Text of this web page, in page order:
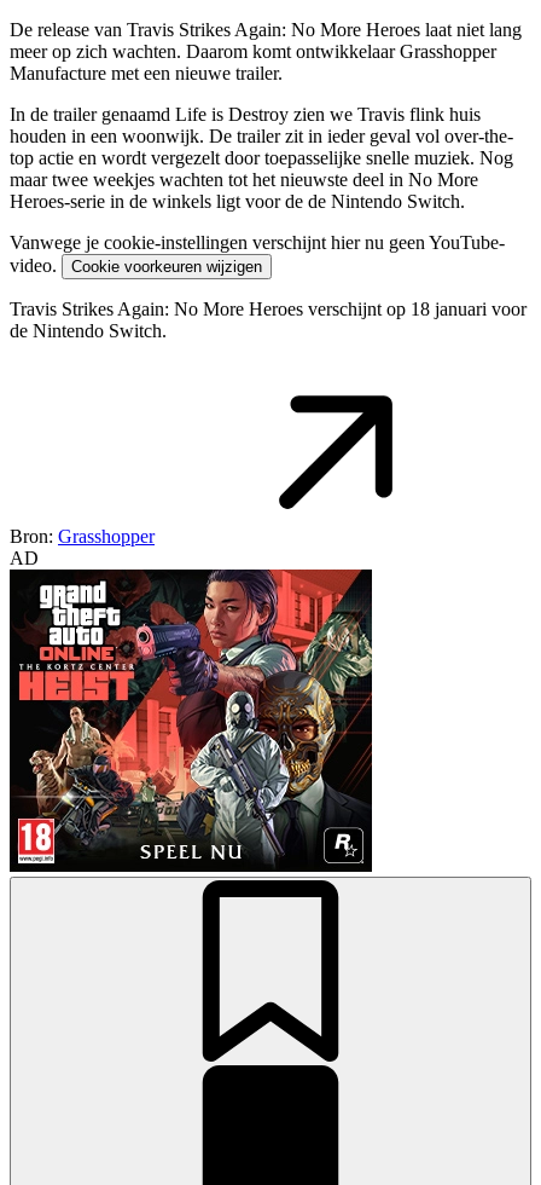
De release van Travis Strikes Again: No More Heroes laat niet lang
meer op zich wachten. Daarom komt ontwikkelaar Grasshopper
Manufacture met een nieuwe trailer.
In de trailer genaamd Life is Destroy zien we Travis flink huis
houden in een woonwijk. De trailer zit in ieder geval vol over-the-
top actie en wordt vergezelt door toepasselijke snelle muziek. Nog
maar twee weekjes wachten tot het nieuwste deel in No More
Heroes-serie in de winkels ligt voor de de Nintendo Switch.
Vanwege je cookie-instellingen verschijnt hier nu geen YouTube-
video.
Cookie voorkeuren wijzigen
Travis Strikes Again: No More Heroes verschijnt op 18 januari voor
de Nintendo Switch.
Bron: Grasshopper
AD